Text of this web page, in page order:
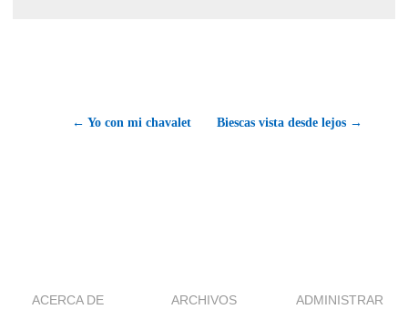
← Yo con mi chavalet Biescas vista desde lejos →
ACERCA DE ARCHIVOS ADMINISTRAR